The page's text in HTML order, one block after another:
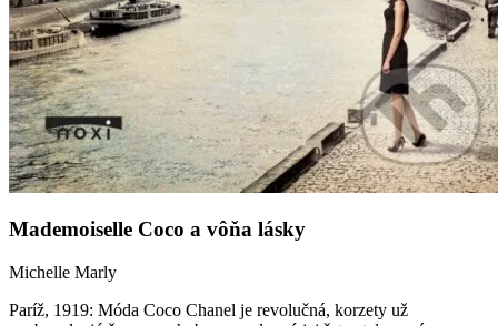
Mademoiselle Coco a vôňa lásky
Michelle Marly
Paríž, 1919: Móda Coco Chanel je revolučná, korzety už